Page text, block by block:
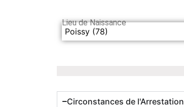
Lieu de Naissance
Poissy (78)
Circonstances de l'Arrestation